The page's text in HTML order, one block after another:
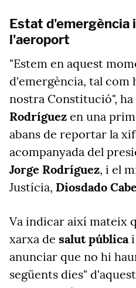
Estat d'emergència
l'aeroport
"Estem en aquest
d'emergència, tal com
nostra Constitució",
Rodríguez en una
abans de reportar la
acompanyada del
Jorge Rodríguez, i el
Justícia, Diosdado
Va indicar així mateix
xarxa de salut públicai
anunciar que no hi
següents dies"